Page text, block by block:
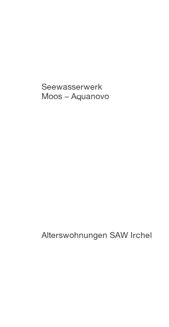
Alterswohnungen SAW Irchel
Seewasserwerk
Moos – Aquanovo